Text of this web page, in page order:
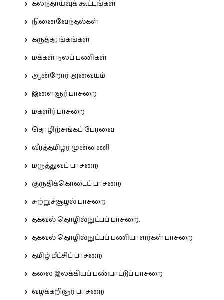
கலந்தாய்வுக் கூட்டங்கள்
நினைவேந்தல்கள்
கருத்தரங்கங்கள்
மக்கள் நலப் பணிகள்
ஆன்றோர் அவையம்
இளைஞர் பாசறை
மகளிர் பாசறை
தொழிற்சங்கப் பேரவை
வீரத்தமிழர் முன்னணி
மருத்துவப் பாசறை
குருதிக்கொடைப் பாசறை
சுற்றுச்சூழல் பாசறை
தகவல் தொழில்நுட்பப் பாசறை.
தகவல் தொழில்நுட்பப் பணியாளர்கள் பாசறை
தமிழ் மீட்சிப் பாசறை
கலை இலக்கியப் பண்பாட்டுப் பாசறை
வழக்கறிஞர் பாசறை